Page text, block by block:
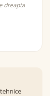
dreapta